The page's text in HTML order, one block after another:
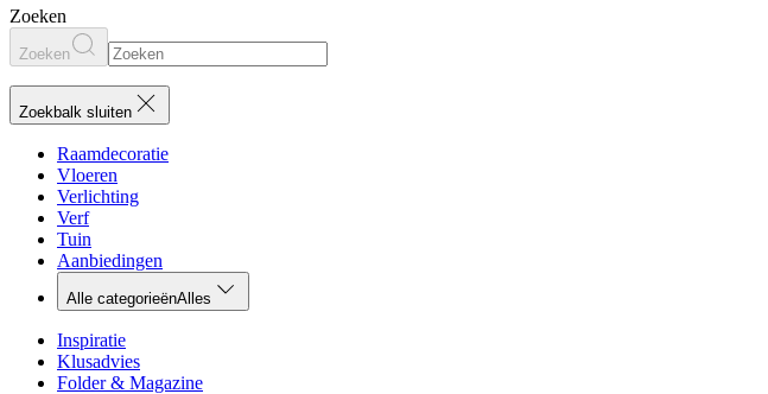
Zoeken
Zoeken
Zoekbalk sluiten
Raamdecoratie
Vloeren
Verlichting
Verf
Tuin
Aanbiedingen
Alle categorieënAlles
Inspiratie
Klusadvies
Folder & Magazine